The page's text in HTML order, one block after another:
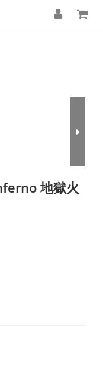
地獄火